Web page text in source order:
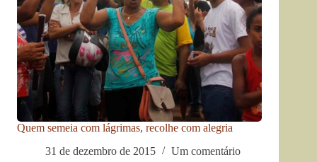
Quem semeia com lágrimas, recolhe com alegria
31 de dezembro de 2015
Um comentário